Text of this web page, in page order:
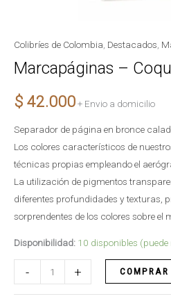
Colibríes de Colombia Destacados
Marcapáginas –
$ 42.000+ Envio a domicilio
Separador de página en bronce
Los colores característicos de
técnicas propias empleando el
La utilización de pigmentos
diferentes profundidades y texturas,
sorprendentes de los colores sobre el
Disponibilidad: 10 disponibles (puede
-
Marcapáginas
-
cantidad
+